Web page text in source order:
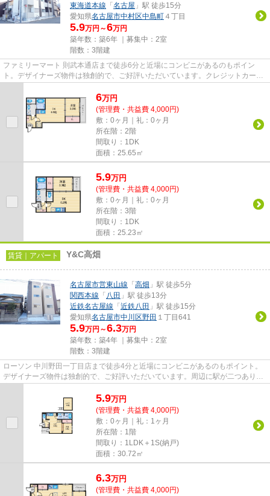
東海道本線 「 名古屋 」駅 徒歩15分
愛知県名古屋市中村区中島町 ４丁目
5.9万円～6万円
築年数：築6年 ｜募集中： 2室
階数：3階建
ファミリーマート 則武本通店まで徒歩6分と近場にコンビニがあるのもポイン
ト。デザイナーズ物件は独創的で、ご好評いただいています。クレジットカード
6万円
(管理費・共益費 4,000円)
敷：0ヶ月｜礼：0ヶ月
所在階：2階
間取り：1DK
面積：25.65㎡
5.9万円
(管理費・共益費 4,000円)
敷：0ヶ月｜礼：0ヶ月
所在階：3階
間取り：1DK
面積：25.23㎡
賃貸｜アパート Y&C高畑
名古屋市営東山線 「 高畑 」駅 徒歩5分
関西本線 「 八田 」駅 徒歩13分
近鉄名古屋線 「 近鉄八田 」駅 徒歩15分
愛知県名古屋市中川区野田 １丁目641
5.9万円～6.3万円
築年数：築4年 ｜募集中： 2室
階数：3階建
ローソン 中川野田一丁目店まで徒歩4分と近場にコンビニがあるのもポイント。
デザイナーズ物件は独創的で、ご好評いただいています。周辺に駅が二つあり、
5.9万円
(管理費・共益費 4,000円)
敷：0ヶ月｜礼：1ヶ月
所在階：1階
間取り：1LDK＋1S(納戸)
面積：30.72㎡
6.3万円
(管理費・共益費 4,000円)